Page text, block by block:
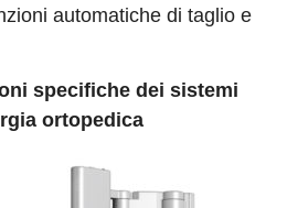
automatiche di taglio e
specifiche dei sistemi
ortopedica